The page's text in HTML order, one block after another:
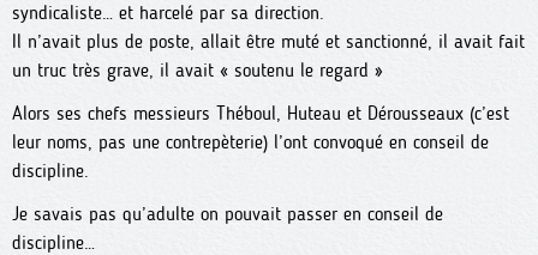
syndicaliste… et harcelé par sa direction.
Il n’avait plus de poste, allait être muté et sanctionné, il avait fait
un truc très grave, il avait « soutenu le regard »
Alors ses chefs messieurs Théboul, Huteau et Dérousseaux (c’est
leur noms, pas une contrepèterie) l’ont convoqué en conseil de
discipline.
Je savais pas qu’adulte on pouvait passer en conseil de
discipline…